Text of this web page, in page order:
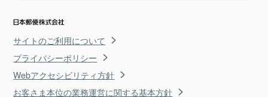
サイトのご利用について
プライバシーポリシー
Webアクセシビリティ方針
お客さま本位の業務運営に関する基本方針